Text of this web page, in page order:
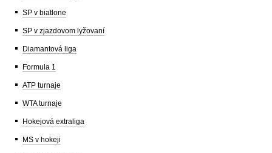
SP v biatlone
SP v zjazdovom lyžovaní
Diamantová liga
Formula 1
ATP turnaje
WTA turnaje
Hokejová extraliga
MS v hokeji